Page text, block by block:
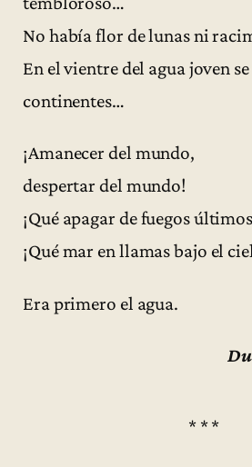
No había flor de lunas ni
En el vientre del agua joven
continentes…
¡Amanecer del mundo,
despertar del mundo!
¡Qué apagar de fuegos
¡Qué mar en llamas bajo el
Era primero el agua.
* * *